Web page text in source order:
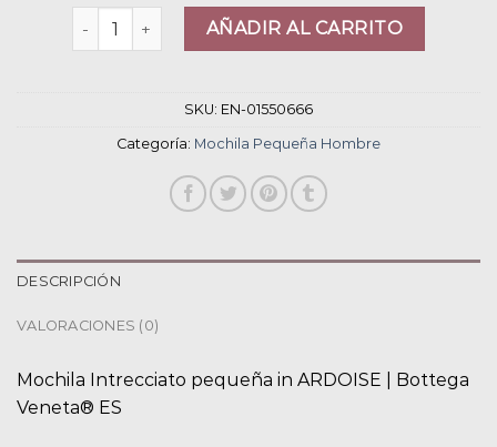
mochila pequeña hombre cantidad
AÑADIR AL CARRITO
SKU: EN-01550666
Categoría: Mochila Pequeña Hombre
DESCRIPCIÓN
VALORACIONES (0)
Mochila Intrecciato pequeña in ARDOISE | Bottega
Veneta® ES